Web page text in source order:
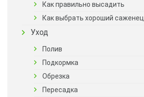
Как правильно высадить
Как выбрать хороший саженец
Уход
Полив
Подкормка
Обрезка
Пересадка